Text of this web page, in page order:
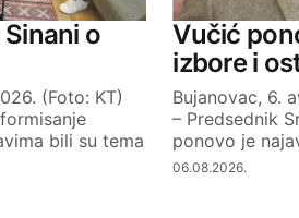
da objasni projekat i dali
radovi mnogo
kruzni tok.Ovo je TOK ZA
u Republici.
REPLY
o
(Foto: KT)
bili su tema
Vučić
izbore i
Bujanovac, 6.
– Predsednik
ponovo je
06.08.2026.